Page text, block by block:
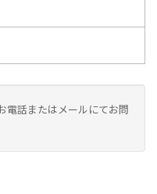
電話またはメールにてお問